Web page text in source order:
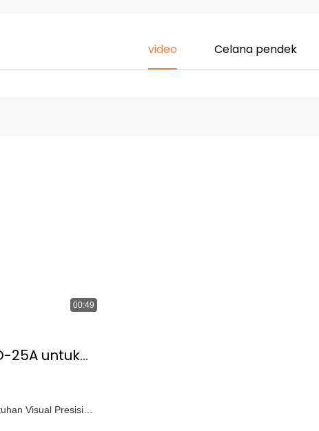
video Celana pendek
00:49
25A untuk
Visual
Visual Presisi
penetes udara